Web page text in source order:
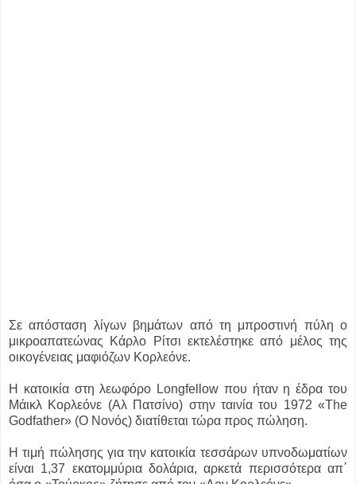
Σε απόσταση λίγων βημάτων από τη μπροστινή πύλη ο
μικροαπατεώνας Κάρλο Ρίτσι εκτελέστηκε από μέλος της
οικογένειας μαφιόζων Κορλεόνε.
Η κατοικία στη λεωφόρο Longfellow που ήταν η έδρα του
Μάικλ Κορλεόνε (Αλ Πατσίνο) στην ταινία του 1972 «The
Godfather» (Ο Νονός) διατίθεται τώρα προς πώληση.
Η τιμή πώλησης για την κατοικία τεσσάρων υπνοδωματίων
είναι 1,37 εκατομμύρια δολάρια, αρκετά περισσότερα απ΄